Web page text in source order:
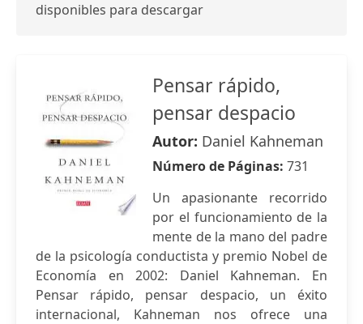
disponibles para descargar
Pensar rápido,
pensar despacio
Autor: Daniel Kahneman
Número de Páginas: 731
Un apasionante recorrido
por el funcionamiento de la
mente de la mano del padre
de la psicología conductista y premio Nobel de
Economía en 2002: Daniel Kahneman. En
Pensar rápido, pensar despacio, un éxito
internacional, Kahneman nos ofrece una